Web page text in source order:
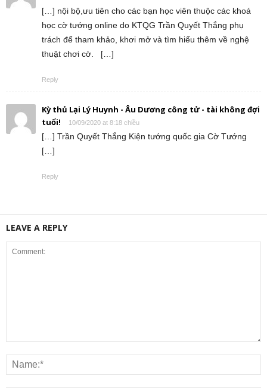
[…] nội bộ,ưu tiên cho các bạn học viên thuộc các khoá
học cờ tướng online do KTQG Trần Quyết Thắng phụ
trách để tham khảo, khơi mở và tìm hiểu thêm về nghệ
thuật chơi cờ. […]
Reply
Kỳ thủ Lại Lý Huynh - Âu Dương công tử - tài không đợi
tuổi!
10/09/2020 at 8:18 chiều
[…] Trần Quyết Thắng Kiện tướng quốc gia Cờ Tướng
[…]
Reply
LEAVE A REPLY